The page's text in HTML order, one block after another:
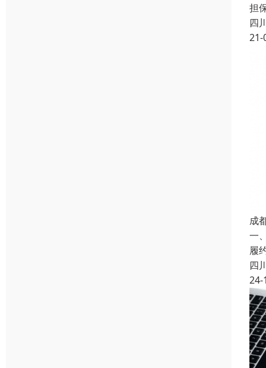
担
四
21-
成
一
履
四
24-